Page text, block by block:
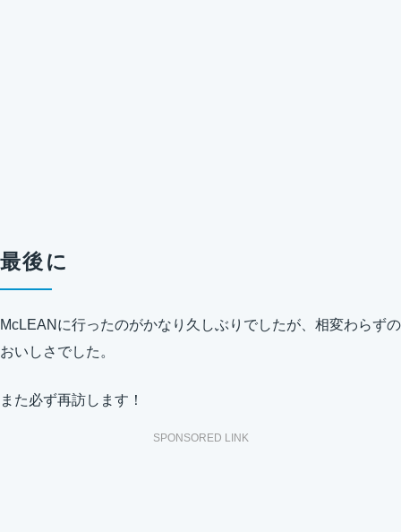
最後に
McLEANに行ったのがかなり久しぶりでしたが、相変わらずの
おいしさでした。
また必ず再訪します！
SPONSORED LINK